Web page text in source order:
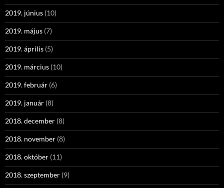
2019. június (10)
2019. május (7)
2019. április (5)
2019. március (10)
2019. február (6)
2019. január (8)
2018. december (8)
2018. november (8)
2018. október (11)
2018. szeptember (9)